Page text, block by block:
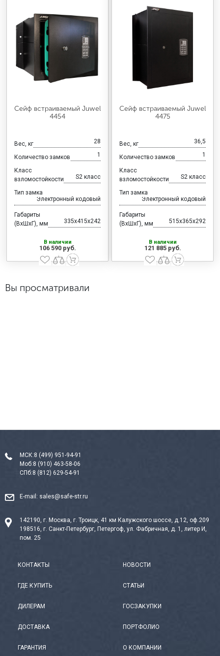
Сейф встраиваемый Juwel
4454
Вес, кг 28
Количество замков 1
Класс
взломостойкости
S2 класс
Тип замка
Электронный кодовый
Габариты
(ВхШхГ), мм
335x415x242
В наличии
106 590 руб.
Сейф встраиваемый Juwel
4475
Вес, кг 36,5
Количество замков 1
Класс
взломостойкости
S2 класс
Тип замка
Электронный кодовый
Габариты
(ВхШхГ), мм
515x365x292
В наличии
121 885 руб.
Вы просматривали
МСК:8 (499) 951-94-91
Моб:8 (910) 463-58-06
СПб:8 (812) 629-54-91
E-mail: sales@safe-str.ru
142190, г. Москва, г. Троицк, 41 км Калужского шоссе, д.12, оф.209
198516, г. Санкт-Петербург, Петергоф, ул. Фабричная, д. 1, литер И,
пом. 25
КОНТАКТЫ
ГДЕ КУПИТЬ
ДИЛЕРАМ
ДОСТАВКА
ГАРАНТИЯ
НОВОСТИ
СТАТЬИ
ГОСЗАКУПКИ
ПОРТФОЛИО
О КОМПАНИИ